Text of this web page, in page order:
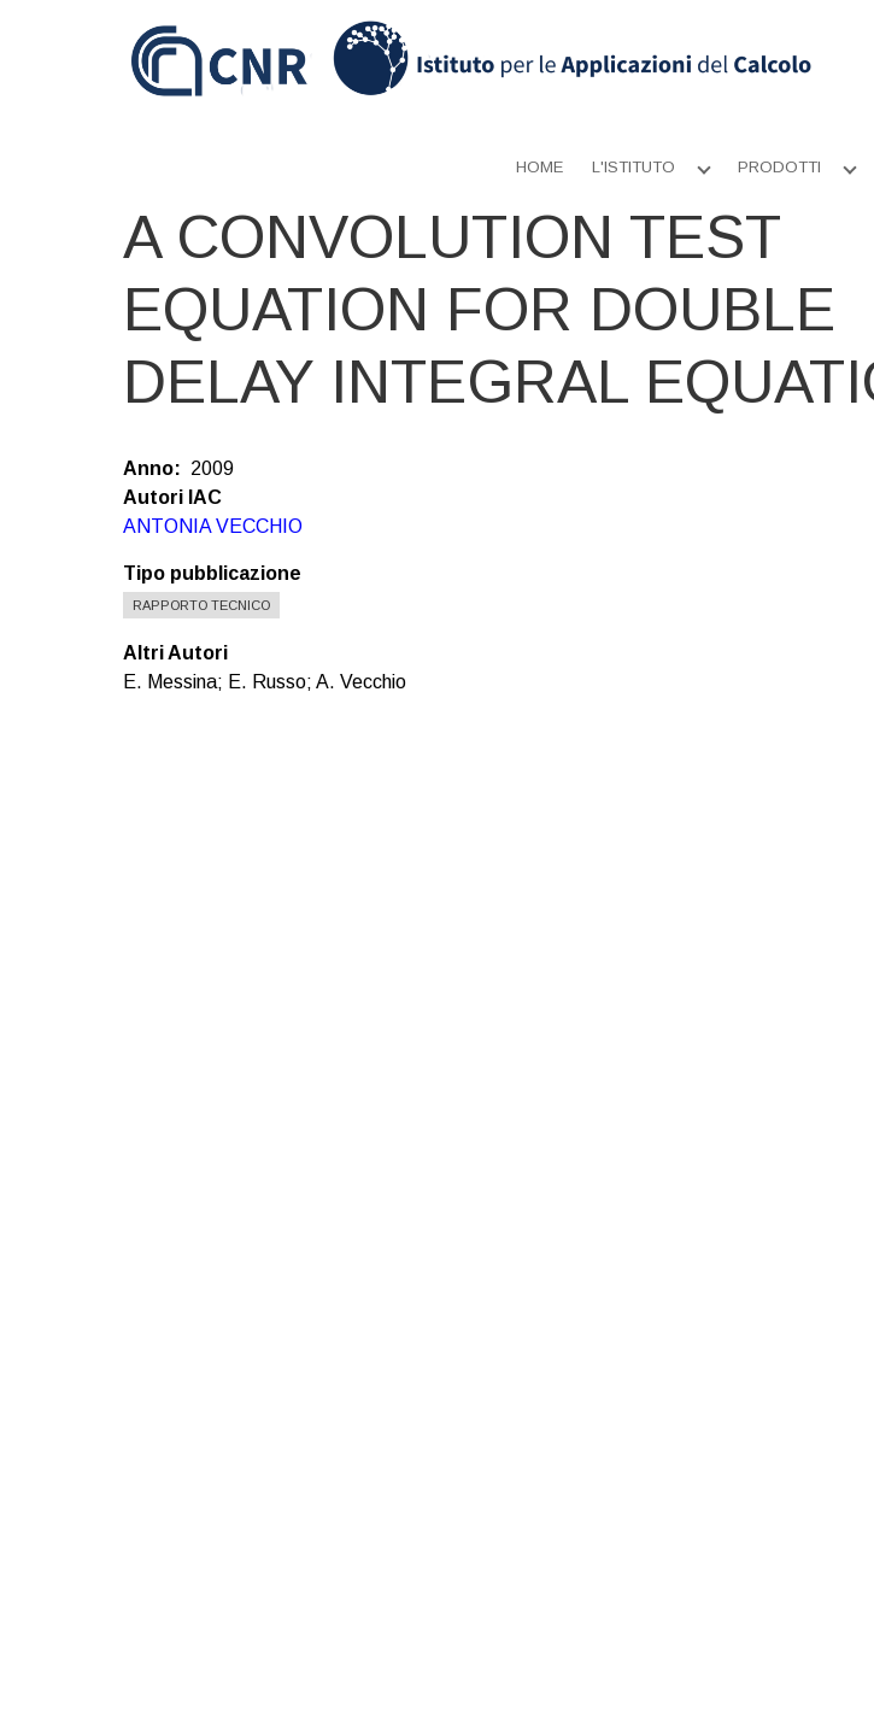
HOME L'ISTITUTO
Apri
PRODOTTI
Apri
A CONVOLUTION TEST
EQUATION FOR DOUBLE
DELAY INTEGRAL
Anno
2009
Autori IAC
ANTONIA VECCHIO
Tipo pubblicazione
RAPPORTO TECNICO
Altri Autori
E. Messina; E. Russo; A. Vecchio